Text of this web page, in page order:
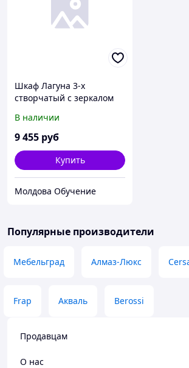
Шкаф Лагуна 3-х
створчатый с зеркалом
В наличии
9 455 руб
Купить
Молдова Обучение
Популярные производители
Мебельград Алмаз-Люкс
Frap Акваль Berossi
Продавцам
О нас